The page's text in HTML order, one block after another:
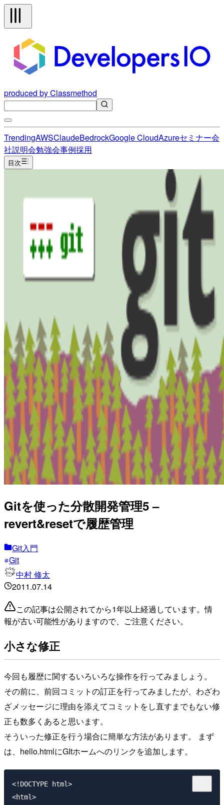
produced by Classmethod
TrendingAWSClaudeBedrockGoogle CloudAzureセミナー会
社説明会勉強会事例採用
目次
Gitを使った分散開発管理5 –
revert&resetで履歴管理
Git入門
Git
中村 修太
2011.07.14
この記事は公開されてから1年以上経過しています。情
報が古い可能性がありますので、ご注意ください。
小さな修正
今回も履歴に関するいろいろな操作を行ってみましょう。
その前に、前回コミットの訂正を行ってみましたが、わざわ
ざメッセージに理由を添えてコミットをし直すまでもない修
正も数多くあると思います。
そういった修正を行う場合に簡単な方法があります。 まず
は、hello.htmlにGItホームへのリンクを追加します。
<!DOCTYPE html>
<html>